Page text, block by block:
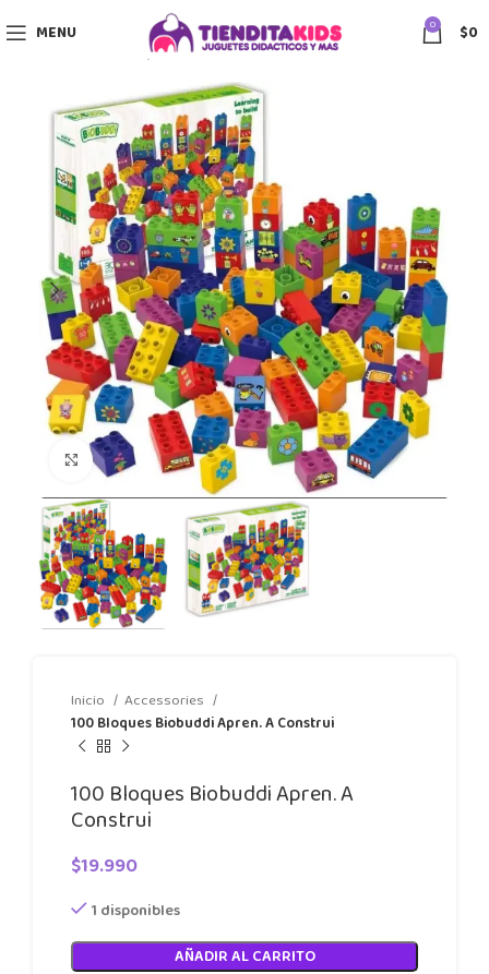
MENU 0 $0
Click to enlarge
Inicio
Accessories
100 Bloques Biobuddi Apren. A Construi
100 Bloques Biobuddi Apren. A
Construi
$19.990
1 disponibles
AÑADIR AL CARRITO